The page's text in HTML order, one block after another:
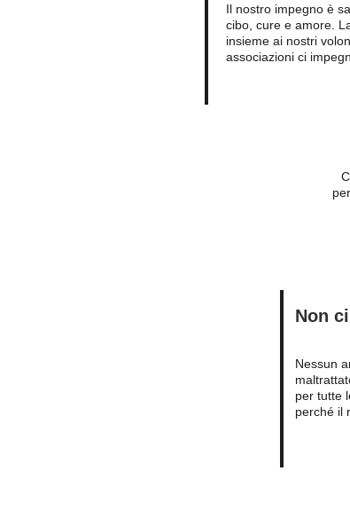
Il nostro impegno è
cibo, cure e amore.
insieme ai nostri
associazioni ci
Non
Nessun
per tutte
perché il